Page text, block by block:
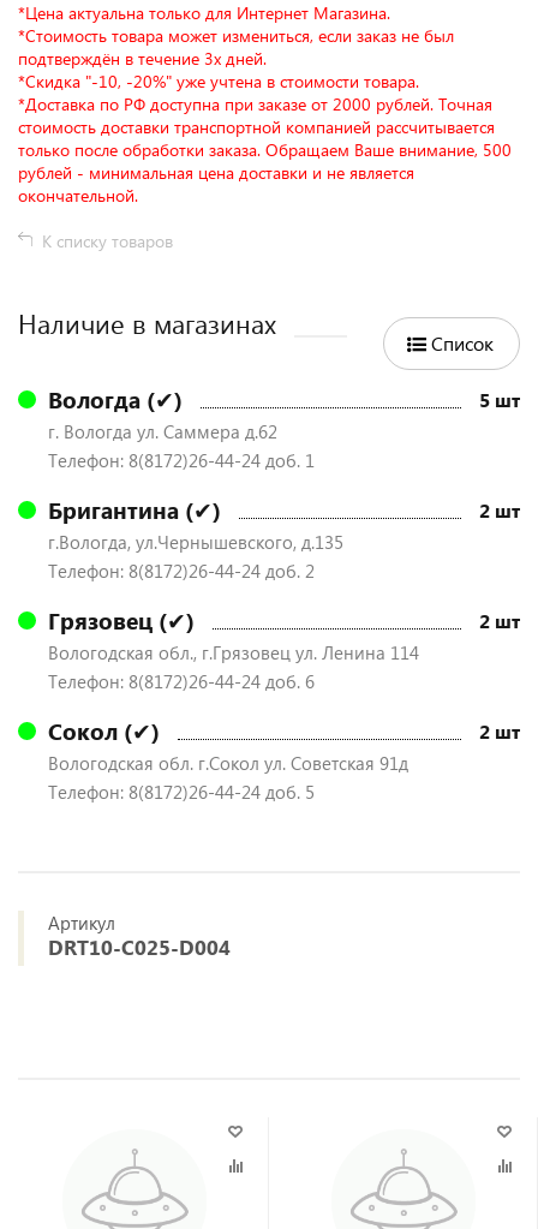
*Цена актуальна только для Интернет Магазина.
*Стоимость товара может измениться, если заказ не был
подтверждён в течение 3х дней.
*Скидка "-10, -20%" уже учтена в стоимости товара.
*Доставка по РФ доступна при заказе от 2000 рублей. Точная
стоимость доставки транспортной компанией рассчитывается
только после обработки заказа. Обращаем Ваше внимание, 500
рублей - минимальная цена доставки и не является
окончательной.
К списку товаров
Наличие в магазинах
Список
Вологда (✔) 5 шт
г. Вологда ул. Саммера д.62
Телефон: 8(8172)26-44-24 доб. 1
Бригантина (✔) 2 шт
г.Вологда, ул.Чернышевского, д.135
Телефон: 8(8172)26-44-24 доб. 2
Грязовец (✔) 2 шт
Вологодская обл., г.Грязовец ул. Ленина 114
Телефон: 8(8172)26-44-24 доб. 6
Сокол (✔) 2 шт
Вологодская обл. г.Сокол ул. Советская 91д
Телефон: 8(8172)26-44-24 доб. 5
Артикул
DRT10-C025-D004